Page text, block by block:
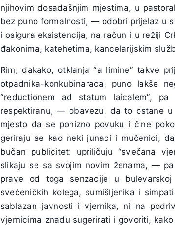
njihovim dosadašnjim mjestima, u
bez puno formalnosti, — odobri prijelaz u
i osigura eksistencija, na račun i u režiji
đakonima, katehetima, kancelarijskim
Rim, dakako, otklanja “a limine” takve
otpadnika-konkubinaraca, puno lakše
“reductionem ad statum laicalem”,
respektiranu, — obavezu, da to ostane
mjesto da se ponizno povuku i čine
geriraju se kao neki junaci i mučenici,
bučan publicitet: upriličuju “svečana
slikaju se sa svojim novim ženama, —
prave od toga senzacije u
svećeničkih kolega, sumišljenika i
sablazan javnosti i vjernika, ni na
vjernicima znadu sugerirati i govoriti,